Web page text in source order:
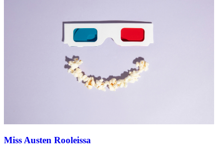
Miss Austen Rooleissa